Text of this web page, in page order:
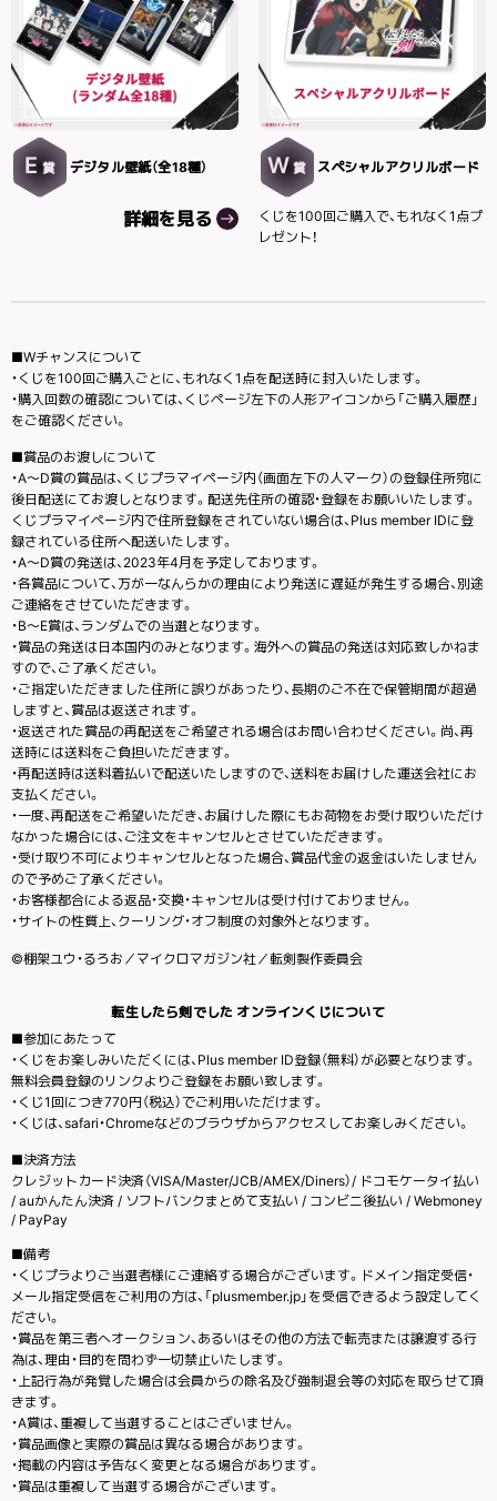
E 賞 デジタル壁紙（全18種）
詳細を見る
W 賞 スペシャルアクリルボード
くじを100回ご購入で、もれなく1点プ
レゼント！
■Wチャンスについて
・くじを100回ご購入ごとに、もれなく1点を配送時に封入いたします。
・購入回数の確認については、くじページ左下の人形アイコンから「ご購入履歴」
をご確認ください。
■賞品のお渡しについて
・A～D賞の賞品は、くじプラマイページ内（画面左下の人マーク）の登録住所宛に
後日配送にてお渡しとなります。配送先住所の確認・登録をお願いいたします。
くじプラマイページ内で住所登録をされていない場合は、Plus member IDに登
録されている住所へ配送いたします。
・A～D賞の発送は、2023年4月を予定しております。
・各賞品について、万が一なんらかの理由により発送に遅延が発生する場合、別途
ご連絡をさせていただきます。
・B～E賞は、ランダムでの当選となります。
・賞品の発送は日本国内のみとなります。海外への賞品の発送は対応致しかねま
すので、ご了承ください。
・ご指定いただきました住所に誤りがあったり、長期のご不在で保管期間が超過
しますと、賞品は返送されます。
・返送された賞品の再配送をご希望される場合はお問い合わせください。尚、再
送時には送料をご負担いただきます。
・再配送時は送料着払いで配送いたしますので、送料をお届けした運送会社にお
支払ください。
・一度、再配送をご希望いただき、お届けした際にもお荷物をお受け取りいただけ
なかった場合には、ご注文をキャンセルとさせていただきます。
・受け取り不可によりキャンセルとなった場合、賞品代金の返金はいたしません
ので予めご了承ください。
・お客様都合による返品・交換・キャンセルは受け付けておりません。
・サイトの性質上、クーリング・オフ制度の対象外となります。
©棚架ユウ・るろお／マイクロマガジン社／転剣製作委員会
転生したら剣でした オンラインくじについて
■参加にあたって
・くじをお楽しみいただくには、Plus member ID登録（無料）が必要となります。
無料会員登録のリンクよりご登録をお願い致します。
・くじ1回につき770円（税込）でご利用いただけます。
・くじは、safari・Chromeなどのブラウザからアクセスしてお楽しみください。
■決済方法
クレジットカード決済（VISA/Master/JCB/AMEX/Diners）/ ドコモケータイ払い
/ auかんたん決済 / ソフトバンクまとめて支払い / コンビニ後払い / Webmoney
/ PayPay
■備考
・くじプラよりご当選者様にご連絡する場合がございます。ドメイン指定受信・
メール指定受信をご利用の方は、「plusmember.jp」を受信できるよう設定してく
ださい。
・賞品を第三者へオークション、あるいはその他の方法で転売または譲渡する行
為は、理由・目的を問わず一切禁止いたします。
・上記行為が発覚した場合は会員からの除名及び強制退会等の対応を取らせて頂
きます。
・A賞は、重複して当選することはございません。
・賞品画像と実際の賞品は異なる場合があります。
・掲載の内容は予告なく変更となる場合があります。
・賞品は重複して当選する場合がございます。